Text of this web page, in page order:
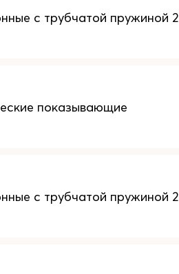
с трубчатой пружиной 2
показывающие
с трубчатой пружиной 2